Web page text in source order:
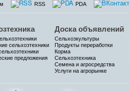
RSS PDA
сельхозтехники
предложения
Доска объявлений
Сельхозкультуры
Продукты переработки
Корма
Сельхозтехника
Семена и агросредства
Услуги на агрорынке